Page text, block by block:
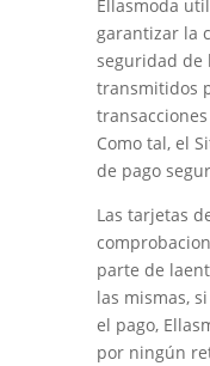
Ellasmoda
garantizar la
seguridad de
transmitidos
Como tal, el
de pago
Las tarjetas
parte de
las mismas,
el pago,
por ningún